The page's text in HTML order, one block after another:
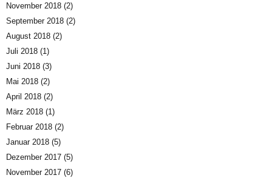
November 2018 (2)
September 2018 (2)
August 2018 (2)
Juli 2018 (1)
Juni 2018 (3)
Mai 2018 (2)
April 2018 (2)
März 2018 (1)
Februar 2018 (2)
Januar 2018 (5)
Dezember 2017 (5)
November 2017 (6)